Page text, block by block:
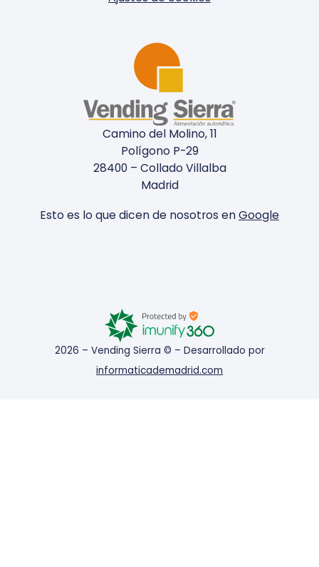
Camino del Molino, 11
Polígono P-29
28400 – Collado Villalba
Madrid
Esto es lo que dicen de nosotros enGoogle
2026 – Vending Sierra © – Desarrollado por
informaticademadrid.com